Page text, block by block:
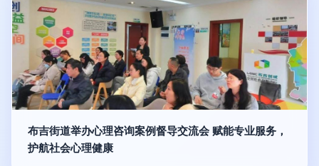
布吉街道举办心理咨询案例督导交流会 赋能专业服务，
护航社会心理健康